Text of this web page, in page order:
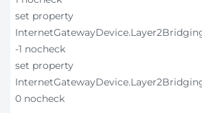
set property
-1 nocheck
set property
0 nocheck